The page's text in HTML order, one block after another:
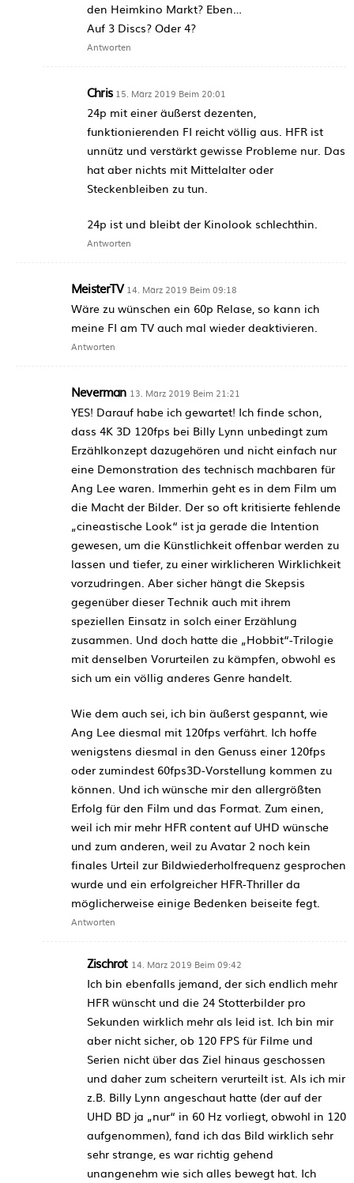
den Heimkino Markt? Eben…
Auf 3 Discs? Oder 4?
Antworten
Chris 15. März 2019 Beim 20:01
24p mit einer äußerst dezenten,
funktionierenden FI reicht völlig aus. HFR ist
unnütz und verstärkt gewisse Probleme nur. Das
hat aber nichts mit Mittelalter oder
Steckenbleiben zu tun.
24p ist und bleibt der Kinolook schlechthin.
Antworten
MeisterTV 14. März 2019 Beim 09:18
Wäre zu wünschen ein 60p Relase, so kann ich
meine FI am TV auch mal wieder deaktivieren.
Antworten
Neverman 13. März 2019 Beim 21:21
YES! Darauf habe ich gewartet! Ich finde schon,
dass 4K 3D 120fps bei Billy Lynn unbedingt zum
Erzählkonzept dazugehören und nicht einfach nur
eine Demonstration des technisch machbaren für
Ang Lee waren. Immerhin geht es in dem Film um
die Macht der Bilder. Der so oft kritisierte fehlende
„cineastische Look“ ist ja gerade die Intention
gewesen, um die Künstlichkeit offenbar werden zu
lassen und tiefer, zu einer wirklicheren Wirklichkeit
vorzudringen. Aber sicher hängt die Skepsis
gegenüber dieser Technik auch mit ihrem
speziellen Einsatz in solch einer Erzählung
zusammen. Und doch hatte die „Hobbit“-Trilogie
mit denselben Vorurteilen zu kämpfen, obwohl es
sich um ein völlig anderes Genre handelt.
Wie dem auch sei, ich bin äußerst gespannt, wie
Ang Lee diesmal mit 120fps verfährt. Ich hoffe
wenigstens diesmal in den Genuss einer 120fps
oder zumindest 60fps3D-Vorstellung kommen zu
können. Und ich wünsche mir den allergrößten
Erfolg für den Film und das Format. Zum einen,
weil ich mir mehr HFR content auf UHD wünsche
und zum anderen, weil zu Avatar 2 noch kein
finales Urteil zur Bildwiederholfrequenz gesprochen
wurde und ein erfolgreicher HFR-Thriller da
möglicherweise einige Bedenken beiseite fegt.
Antworten
Zischrot 14. März 2019 Beim 09:42
Ich bin ebenfalls jemand, der sich endlich mehr
HFR wünscht und die 24 Stotterbilder pro
Sekunden wirklich mehr als leid ist. Ich bin mir
aber nicht sicher, ob 120 FPS für Filme und
Serien nicht über das Ziel hinaus geschossen
und daher zum scheitern verurteilt ist. Als ich mir
z.B. Billy Lynn angeschaut hatte (der auf der
UHD BD ja „nur“ in 60 Hz vorliegt, obwohl in 120
aufgenommen), fand ich das Bild wirklich sehr
sehr strange, es war richtig gehend
unangenehm wie sich alles bewegt hat. Ich